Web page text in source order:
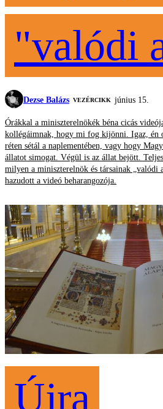
"valódi
Dezse Balázs VEZÉRCIKK június 15.
Órákkal a miniszterelnökék béna cicás
kollégáimnak, hogy mi fog kijönni. Igaz, én
réten sétál a naplementében, vagy hogy
állatot simogat. Végül is az állat bejött.
milyen a miniszterelnök és társainak „valódi
hazudott a videó beharangozója.
Újra